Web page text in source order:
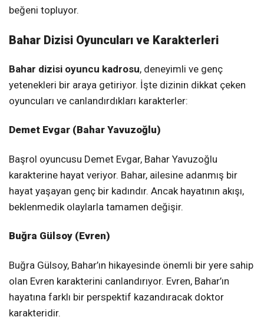
beğeni topluyor.
Bahar Dizisi Oyuncuları ve Karakterleri
Bahar dizisi oyuncu kadrosu, deneyimli ve genç
yetenekleri bir araya getiriyor. İşte dizinin dikkat çeken
oyuncuları ve canlandırdıkları karakterler:
Demet Evgar (Bahar Yavuzoğlu)
Başrol oyuncusu Demet Evgar, Bahar Yavuzoğlu
karakterine hayat veriyor. Bahar, ailesine adanmış bir
hayat yaşayan genç bir kadındır. Ancak hayatının akışı,
beklenmedik olaylarla tamamen değişir.
Buğra Gülsoy (Evren)
Buğra Gülsoy, Bahar’ın hikayesinde önemli bir yere sahip
olan Evren karakterini canlandırıyor. Evren, Bahar’ın
hayatına farklı bir perspektif kazandıracak doktor
karakteridir.